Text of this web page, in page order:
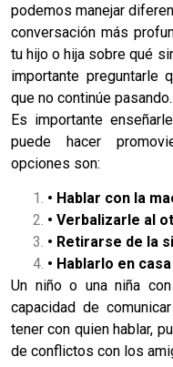
podemos manejar
conversación más
tu hijo o hija sobre qué
importante preguntarle
que no continúe pasando.
Es importante
puede hacer
opciones son:
• Hablar con la
• Verbalizarle al
• Retirarse de la
• Hablarlo en
Un niño o una niña
capacidad de
tener con quien hablar,
de conflictos con los